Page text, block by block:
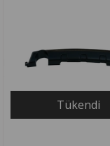
Tükendi